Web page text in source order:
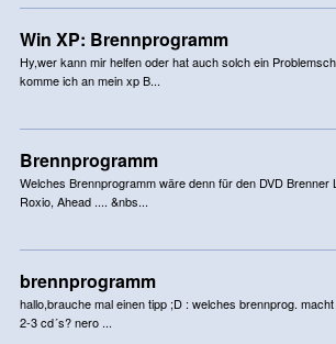
Win XP: Brennprogramm
Hy,wer kann mir helfen oder hat auch solch ein
komme ich an mein xp B...
Brennprogramm
Welches Brennprogramm wäre denn für den DVD Brenner
Roxio, Ahead .... &nbs...
brennprogramm
hallo,brauche mal einen tipp ;D : welches brennprog.
2-3 cd´s? nero ...